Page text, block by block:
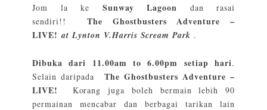
Jom la ke Sunway Lagoon dan rasai
sendiri!!
The Ghostbusters Adventure –
LIVE! at Lynton V.Harris Scream Park .
Dibuka dari 11.00am to 6.00pm setiap hari.
Selain daripada The Ghostbusters Adventure –
LIVE!
Korang juga boleh bermain lebih 90
permainan mencabar dan berbagai tarikan lain